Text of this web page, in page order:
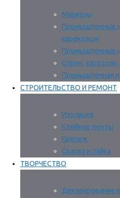
Маркеры
Промышленные
карандаши
Промышленные
Спреи, аэрозоли,
Промышленная и
СТРОИТЕЛЬСТВО И РЕМОНТ
Изоляция
Клейкие ленты
Крепеж
Сварка и пайка
ТВОРЧЕСТВО
Декорирование